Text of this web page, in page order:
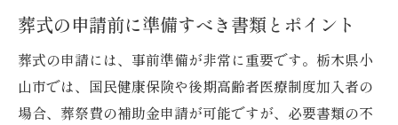
葬式の申請前に準備すべき書類とポイント
葬式の申請には、事前準備が非常に重要です。栃木県小
山市では、国民健康保険や後期高齢者医療制度加入者の
場合、葬祭費の補助金申請が可能ですが、必要書類の不